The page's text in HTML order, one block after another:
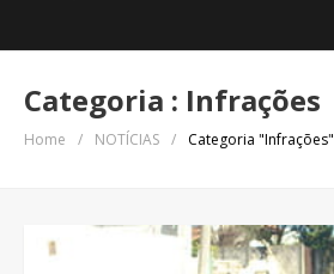
Categoria : Infrações
Home / NOTÍCIAS / Categoria "Infrações"